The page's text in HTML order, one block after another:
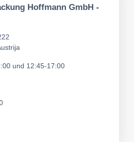
Hoffmann GmbH -
und 12:45-17:00